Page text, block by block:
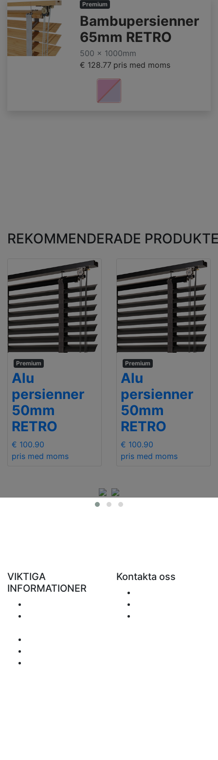
Premium
Bambupersienner
65mm RETRO
500 x 1000mm
€ 128.77 pris med moms
REKOMMENDERADE
Premium
Alu
persienner
50mm
RETRO
€ 100.90
pris med moms
Premium
Alu
persienner
50mm
RETRO
€ 100.90
pris med moms
VIKTIGA
INFORMATIONER
Kontakta oss